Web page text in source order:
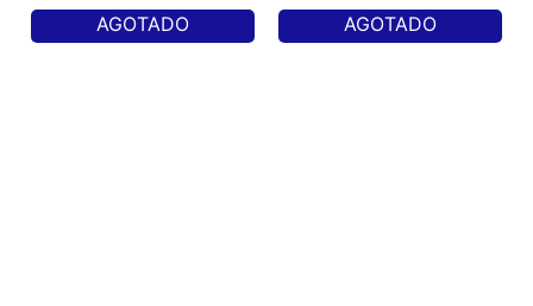
AGOTADO AGOTADO